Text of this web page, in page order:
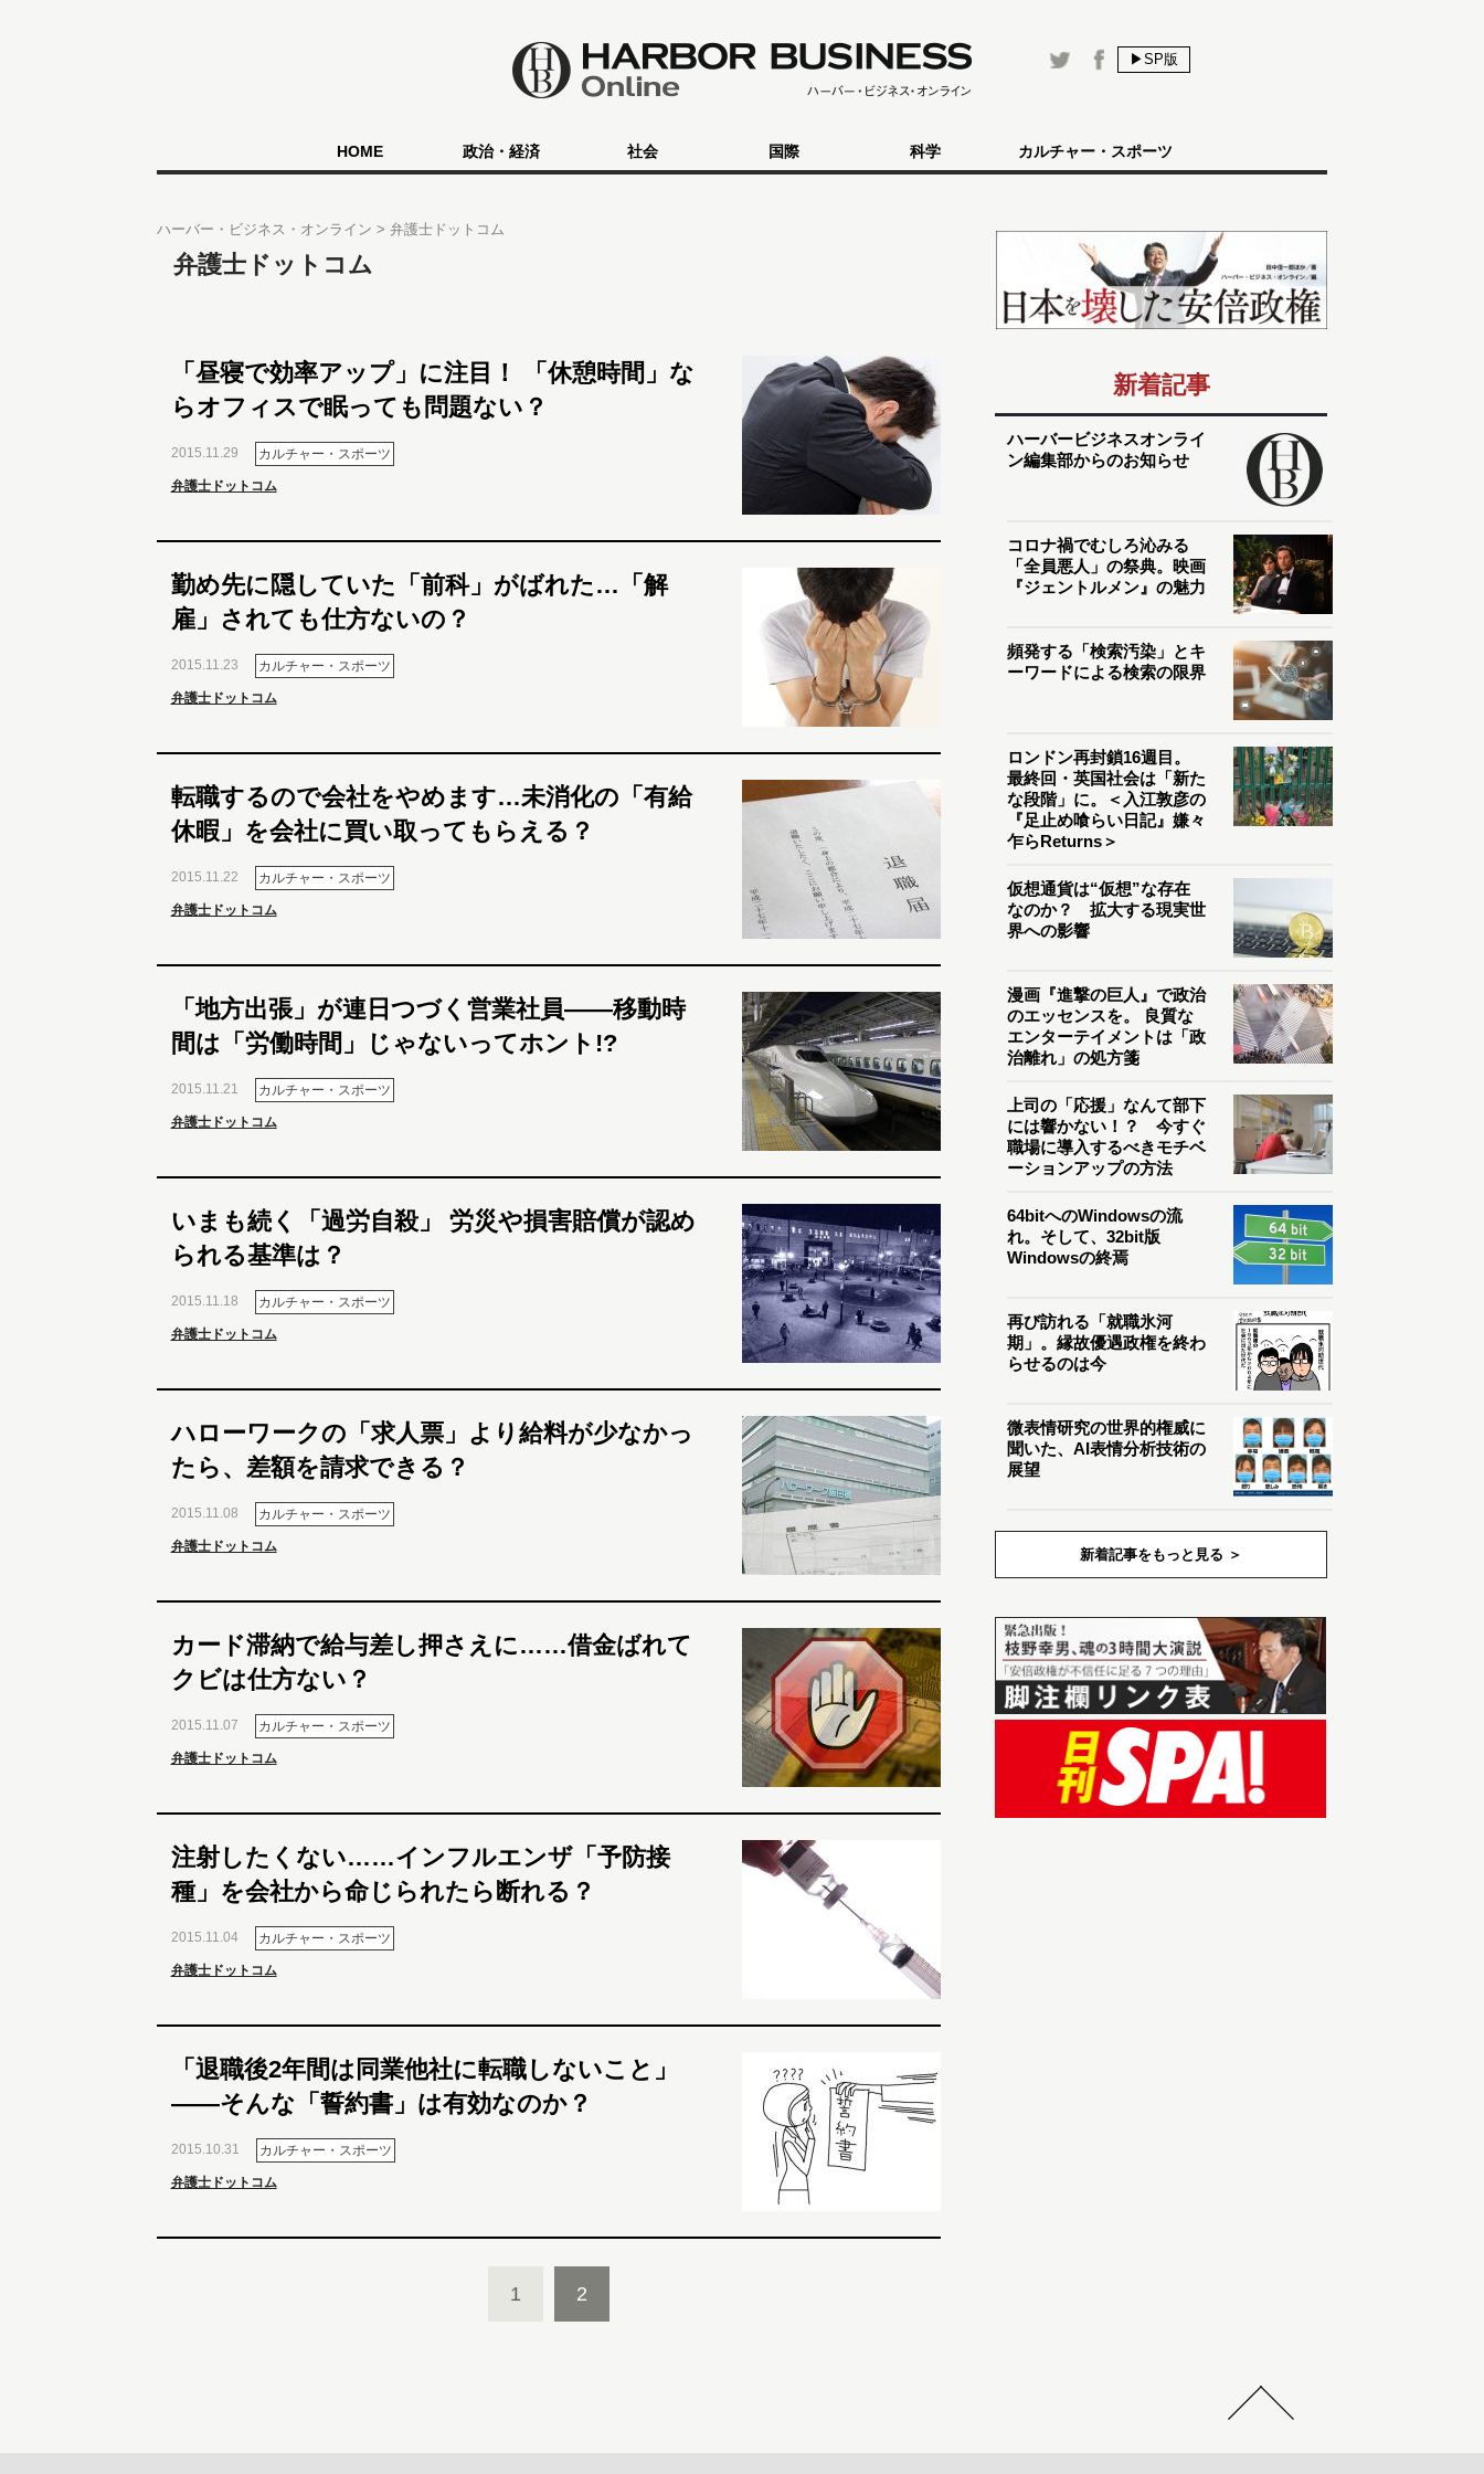
▶SP版
HOME 政治・経済 社会 国際 科学 カルチャー・スポーツ
ハーバー・ビジネス・オンライン 弁護士ドットコム
弁護士ドットコム
「昼寝で効率アップ」に注目！ 「休憩時間」な
らオフィスで眠っても問題ない？
2015.11.29 カルチャー・スポーツ
弁護士ドットコム
勤め先に隠していた「前科」がばれた…「解
雇」されても仕方ないの？
2015.11.23 カルチャー・スポーツ
弁護士ドットコム
転職するので会社をやめます…未消化の「有給
休暇」を会社に買い取ってもらえる？
2015.11.22 カルチャー・スポーツ
弁護士ドットコム
「地方出張」が連日つづく営業社員――移動時
間は「労働時間」じゃないってホント!?
2015.11.21 カルチャー・スポーツ
弁護士ドットコム
いまも続く「過労自殺」 労災や損害賠償が認め
られる基準は？
2015.11.18 カルチャー・スポーツ
弁護士ドットコム
ハローワークの「求人票」より給料が少なかっ
たら、差額を請求できる？
2015.11.08 カルチャー・スポーツ
弁護士ドットコム
カード滞納で給与差し押さえに……借金ばれて
クビは仕方ない？
2015.11.07 カルチャー・スポーツ
弁護士ドットコム
注射したくない……インフルエンザ「予防接
種」を会社から命じられたら断れる？
2015.11.04 カルチャー・スポーツ
弁護士ドットコム
「退職後2年間は同業他社に転職しないこと」
――そんな「誓約書」は有効なのか？
2015.10.31 カルチャー・スポーツ
弁護士ドットコム
1 2
新着記事
ハーバービジネスオンライ
ン編集部からのお知らせ
コロナ禍でむしろ沁みる
「全員悪人」の祭典。映画
『ジェントルメン』の魅力
頻発する「検索汚染」とキ
ーワードによる検索の限界
ロンドン再封鎖16週目。
最終回・英国社会は「新た
な段階」に。＜入江敦彦の
『足止め喰らい日記』嫌々
乍らReturns＞
仮想通貨は“仮想”な存在
なのか？ 拡大する現実世
界への影響
漫画『進撃の巨人』で政治
のエッセンスを。 良質な
エンターテイメントは「政
治離れ」の処方箋
上司の「応援」なんて部下
には響かない！？ 今すぐ
職場に導入するべきモチベ
ーションアップの方法
64bitへのWindowsの流
れ。そして、32bit版
Windowsの終焉
再び訪れる「就職氷河
期」。縁故優遇政権を終わ
らせるのは今
微表情研究の世界的権威に
聞いた、AI表情分析技術の
展望
新着記事をもっと見る